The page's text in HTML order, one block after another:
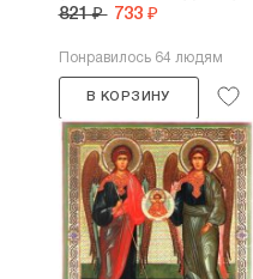
821 ₽ 733 ₽
Понравилось 64 людям
В КОРЗИНУ